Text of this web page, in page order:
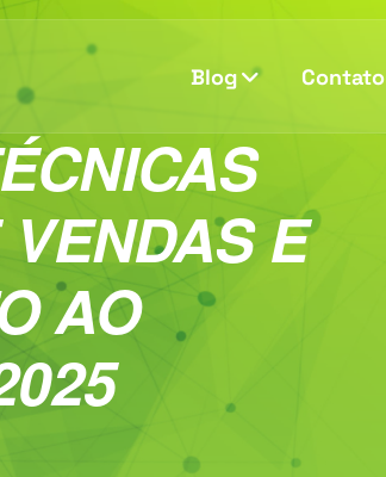
Blog Contato
E
AO